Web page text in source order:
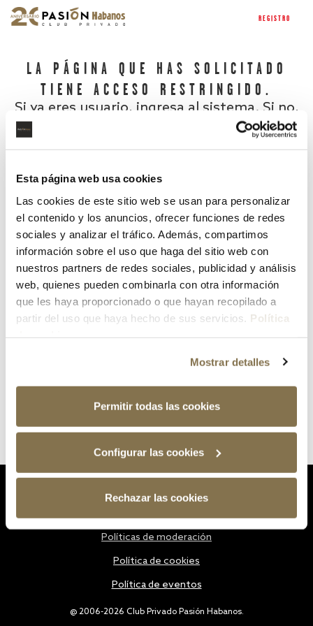
Esta página web usa cookies
Las cookies de este sitio web se usan para personalizar
el contenido y los anuncios, ofrecer funciones de redes
sociales y analizar el tráfico. Además, compartimos
información sobre el uso que haga del sitio web con
nuestros partners de redes sociales, publicidad y análisis
web, quienes pueden combinarla con otra información
que les haya proporcionado o que hayan recopilado a
partir del uso que haya hecho de sus servicios. Política
Mostrar detalles
Permitir todas las cookies
Configurar las cookies
Rechazar las cookies
REGISTRO
LA PÁGINA QUE HAS SOLICITADO
TIENE ACCESO RESTRINGIDO.
Si ya eres usuario, ingresa al sistema. Si no,
¿Has olvidado tu contraseña?
@ 2006-2026 Club Privado Pasión Habanos.
Políticas de moderación
Política de cookies
Política de eventos